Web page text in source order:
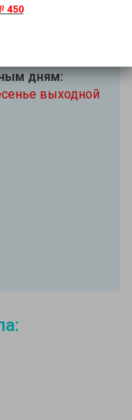
дням:
выходной
450